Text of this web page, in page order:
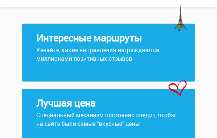
Интересные маршруты
Узнайте, какие направления награждаются
миллионами позитивных отзывов
Лучшая цена
Специальный механизм постоянно следит, чтобы
на сайте были самые "вкусные" цены